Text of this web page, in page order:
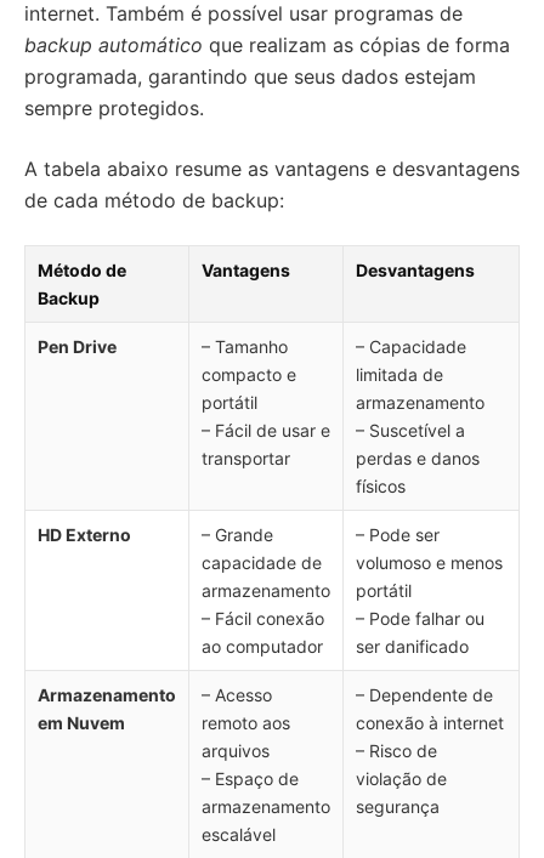
internet. Também é possível usar programas de
backup automático que realizam as cópias de forma
programada, garantindo que seus dados estejam
sempre protegidos.
A tabela abaixo resume as vantagens e desvantagens
de cada método de backup:
Método de
Backup
Vantagens Desvantagens
Pen Drive
– Tamanho
compacto e
portátil
– Fácil de usar e
transportar
– Capacidade
limitada de
armazenamento
– Suscetível a
perdas e danos
físicos
HD Externo
– Grande
capacidade de
armazenamento
– Fácil conexão
ao computador
– Pode ser
volumoso e menos
portátil
– Pode falhar ou
ser danificado
Armazenamento
em Nuvem
– Acesso
remoto aos
arquivos
– Espaço de
armazenamento
escalável
– Dependente de
conexão à internet
– Risco de
violação de
segurança